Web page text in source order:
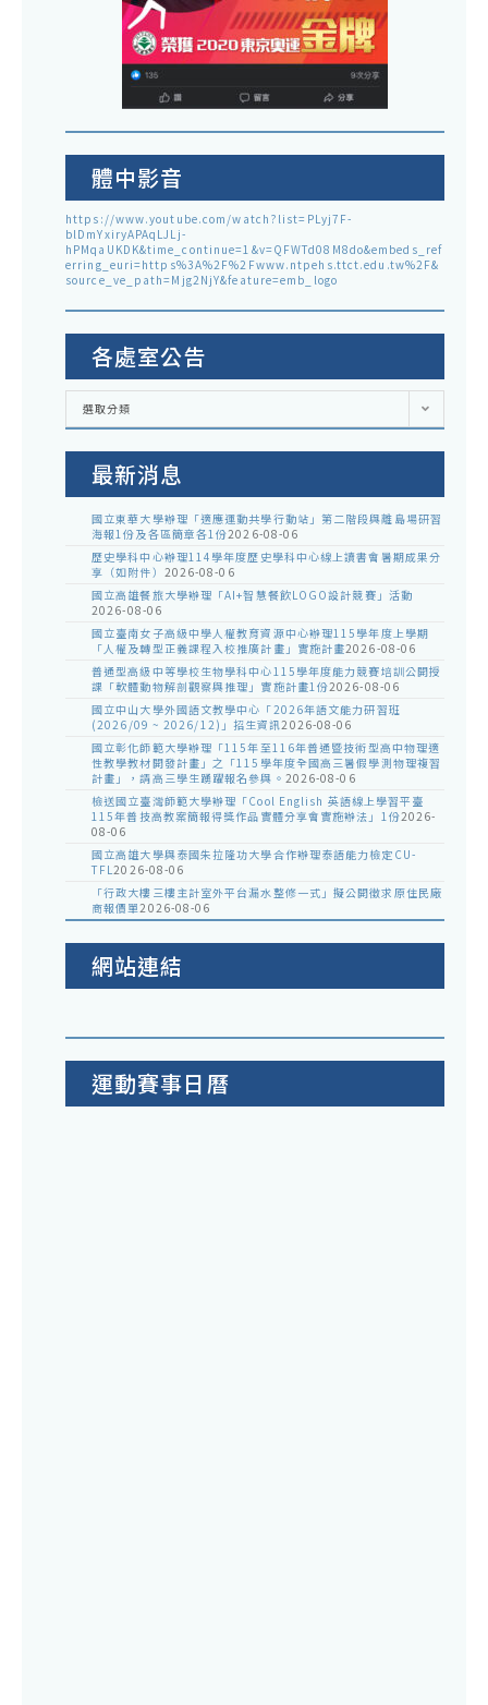
體中影音
https://www.youtube.com/watch?list=PLyj7F-
blDmYxiryAPAqLJLj-
hPMqaUKDK&time_continue=1&v=QFWTd08M8do&embeds_ref
erring_euri=https%3A%2F%2Fwww.ntpehs.ttct.edu.tw%2F&
source_ve_path=Mjg2NjY&feature=emb_logo
各處室公告
各
室
選取分類
最新消息
國立東華大學辦理「適應運動共學行動站」第二階段與離島場研習
海報1份及各區簡章各1份2026-08-06
歷史學科中心辦理114學年度歷史學科中心線上讀書會暑期成果分
享（如附件） 2026-08-06
國立高雄餐旅大學辦理「AI+智慧餐飲LOGO設計競賽」活動
2026-08-06
國立臺南女子高級中學人權教育資源中心辦理115學年度上學期
「人權及轉型正義課程入校推廣計畫」實施計畫2026-08-06
普通型高級中等學校生物學科中心115學年度能力競賽培訓公開授
課「軟體動物解剖觀察與推理」實施計畫1份2026-08-06
國立中山大學外國語文教學中心「2026年語文能力研習班
(2026/09 ~ 2026/12)」招生資訊2026-08-06
國立彰化師範大學辦理「115年至116年普通暨技術型高中物理適
性教學教材開發計畫」之「115學年度全國高三暑假學測物理複習
計畫」，請高三學生踴躍報名參與。 2026-08-06
檢送國立臺灣師範大學辦理「Cool English 英語線上學習平臺
115年普技高教案簡報得獎作品實體分享會實施辦法」1份2026-
08-06
國立高雄大學與泰國朱拉隆功大學合作辦理泰語能力檢定CU-
TFL2026-08-06
「行政大樓三樓主計室外平台漏水整修一式」擬公開徵求原住民廠
商報價單2026-08-06
網站連結
運動賽事日曆